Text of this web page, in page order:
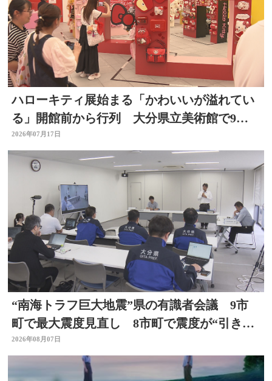
ハローキティ展始まる「かわいいが溢れてい
る」開館前から行列 大分県立美術館で9月
23日まで
2026年07月17日
“南海トラフ巨大地震”県の有識者会議 9市
町で最大震度見直し 8市町で震度が“引き上
げ” 大分
2026年08月07日